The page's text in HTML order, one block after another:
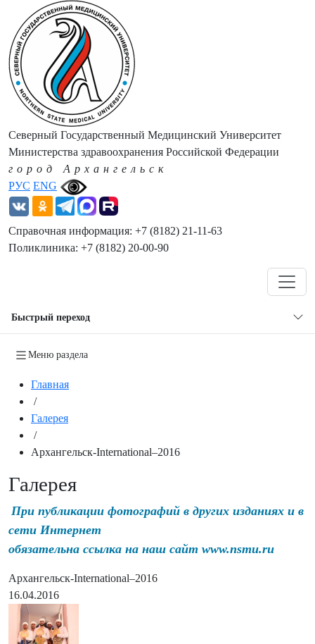
РУС ENG
Северный Государственный Медицинский Университет
Министерства здравоохранения Российской Федерации
город Архангельск
Справочная информация: +7 (8182) 21-11-63
Поликлиника: +7 (8182) 20-00-90
Быстрый переход
Меню раздела
Главная
/
Галерея
/
Архангельск-International–2016
Галерея
При публикации фотографий в других изданиях и в
сети Интернет
обязательна ссылка на наш сайт www.nsmu.ru
Архангельск-International–2016
16.04.2016